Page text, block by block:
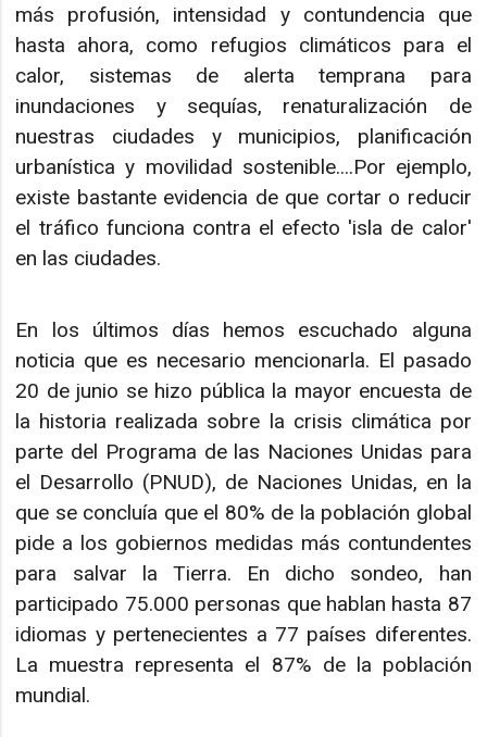
más profusión, intensidad y contundencia que
hasta ahora, como refugios climáticos para el
calor, sistemas de alerta temprana para
inundaciones y sequías, renaturalización de
nuestras ciudades y municipios, planificación
urbanística y movilidad sostenible....Por ejemplo,
existe bastante evidencia de que cortar o reducir
el tráfico funciona contra el efecto 'isla de calor'
en las ciudades.
En los últimos días hemos escuchado alguna
noticia que es necesario mencionarla. El pasado
20 de junio se hizo pública la mayor encuesta de
la historia realizada sobre la crisis climática por
parte del Programa de las Naciones Unidas para
el Desarrollo (PNUD), de Naciones Unidas, en la
que se concluía que el 80% de la población global
pide a los gobiernos medidas más contundentes
para salvar la Tierra. En dicho sondeo, han
participado 75.000 personas que hablan hasta 87
idiomas y pertenecientes a 77 países diferentes.
La muestra representa el 87% de la población
mundial.